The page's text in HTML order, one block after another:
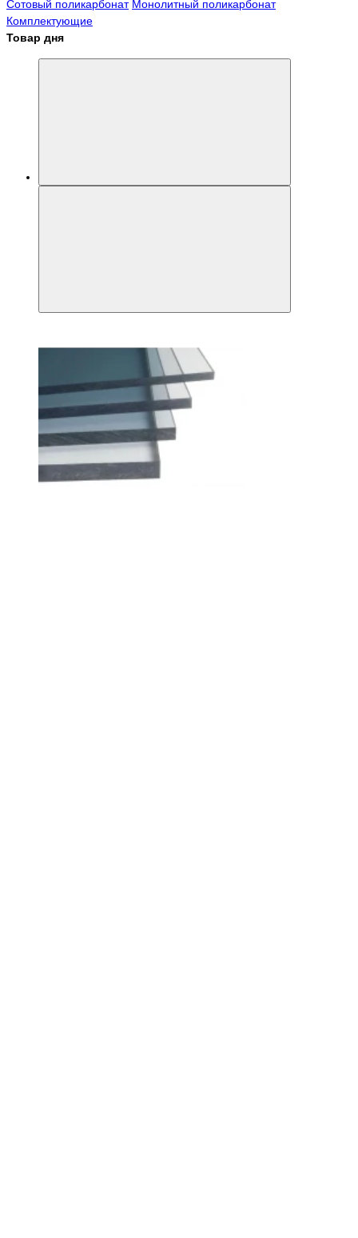
Сотовый поликарбонат Монолитный поликарбонат
Комплектующие
Товар дня